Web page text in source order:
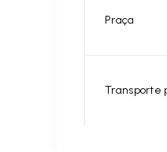
Praça
Transporte